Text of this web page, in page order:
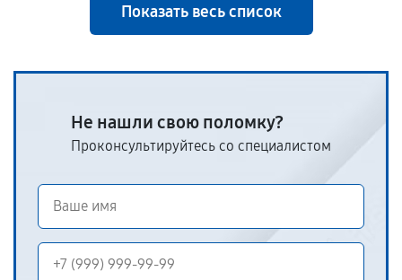
Показать весь список
Не нашли свою поломку?
Проконсультируйтесь со специалистом